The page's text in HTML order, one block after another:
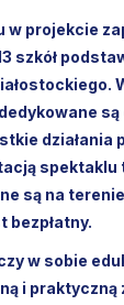
w projekcie
szkół
działania
spektaklu
są na terenie
bezpłatny.
w sobie
i praktyczną